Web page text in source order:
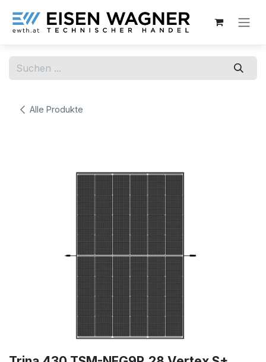
Alle Produkte